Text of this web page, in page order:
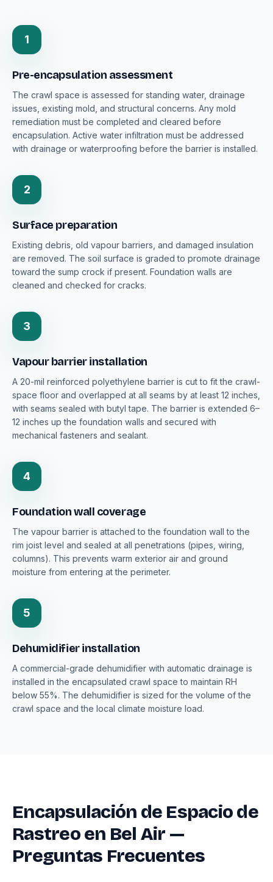
1
Pre-encapsulation assessment
The crawl space is assessed for standing water, drainage
issues, existing mold, and structural concerns. Any mold
remediation must be completed and cleared before
encapsulation. Active water infiltration must be addressed
with drainage or waterproofing before the barrier is installed.
2
Surface preparation
Existing debris, old vapour barriers, and damaged insulation
are removed. The soil surface is graded to promote drainage
toward the sump crock if present. Foundation walls are
cleaned and checked for cracks.
3
Vapour barrier installation
A 20-mil reinforced polyethylene barrier is cut to fit the crawl-
space floor and overlapped at all seams by at least 12 inches,
with seams sealed with butyl tape. The barrier is extended 6–
12 inches up the foundation walls and secured with
mechanical fasteners and sealant.
4
Foundation wall coverage
The vapour barrier is attached to the foundation wall to the
rim joist level and sealed at all penetrations (pipes, wiring,
columns). This prevents warm exterior air and ground
moisture from entering at the perimeter.
5
Dehumidifier installation
A commercial-grade dehumidifier with automatic drainage is
installed in the encapsulated crawl space to maintain RH
below 55%. The dehumidifier is sized for the volume of the
crawl space and the local climate moisture load.
Encapsulación de Espacio de
Rastreo en Bel Air —
Preguntas Frecuentes